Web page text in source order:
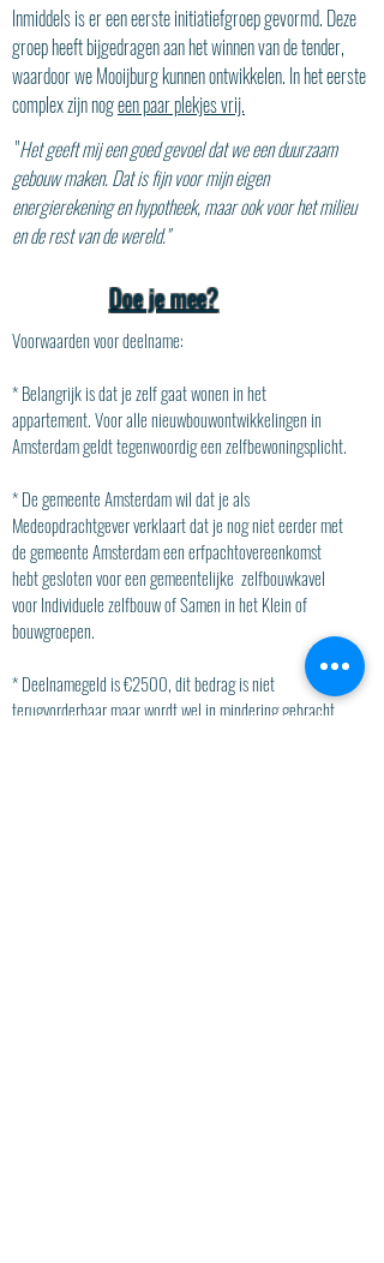
Inmiddels is er een eerste initiatiefgroep gevormd. Deze
groep heeft bijgedragen aan het winnen van de tender,
waardoor we Mooijburg kunnen ontwikkelen. In het eerste
complex zijn nogeen paar plekjes vrij.
"Het geeft mij een goed gevoel dat we een duurzaam
gebouw maken. Dat is fijn voor mijn eigen
energierekening en hypotheek, maar ook voor het milieu
en de rest van de wereld."
Doe je mee?
Voorwaarden voor deelname:
* Belangrijk is dat je zelf gaat wonen in het
appartement. Voor alle nieuwbouwontwikkelingen in
Amsterdam geldt tegenwoordig een zelfbewoningsplicht.
* De gemeente Amsterdam wil dat je als
Medeopdrachtgever verklaart dat je nog niet eerder met
de gemeente Amsterdam een erfpachtovereenkomst
hebt gesloten voor een gemeentelijke zelfbouwkavel
voor Individuele zelfbouw of Samen in het Klein of
bouwgroepen.
* Deelnamegeld is €2500, dit bedrag is niet
terugvorderbaar maar wordt wel in mindering gebracht